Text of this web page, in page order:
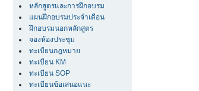
หลักสูตรและการฝึกอบรม
แผนฝึกอบรมประจำเดือน
ฝึกอบรมนอกหลักสูตร
จองห้องประชุม
ทะเบียนกฎหมาย
ทะเบียน KM
ทะเบียน SOP
ทะเบียนข้อเสนอแนะ